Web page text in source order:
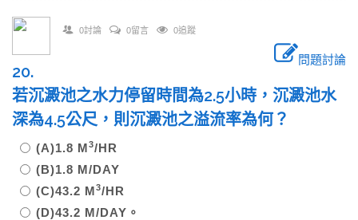
0討論 0留言 0追蹤
問題討論
20.
若沉澱池之水力停留時間為2.5小時，沉澱池水
深為4.5公尺，則沉澱池之溢流率為何？
(A)1.8 M3/HR
(B)1.8 M/DAY
(C)43.2 M3/HR
(D)43.2 M/DAY。